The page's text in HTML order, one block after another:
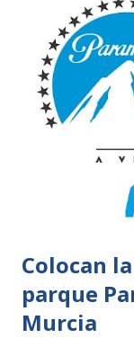
Colocan
parque
Murcia